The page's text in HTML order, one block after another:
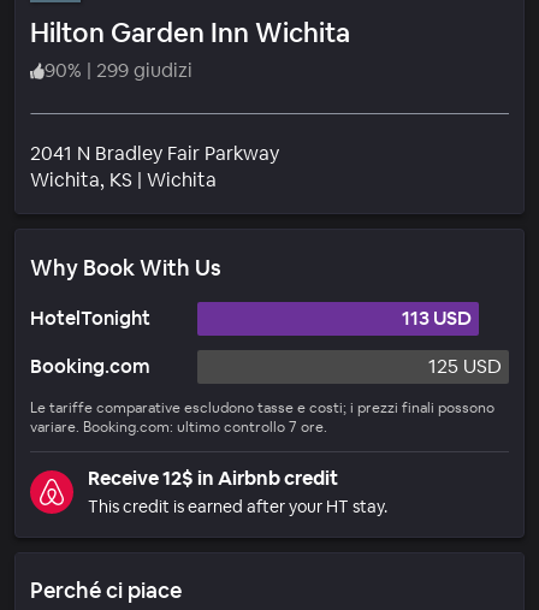
Hilton Garden Inn Wichita
90% | 299 giudizi
2041 N Bradley Fair Parkway
Wichita, KS | Wichita
Why Book With Us
HotelTonight
113 USD
Booking.com
125 USD
Le tariffe comparative escludono tasse e costi; i prezzi finali possono
variare. Booking.com: ultimo controllo 7 ore.
Receive 12$ in Airbnb credit
This credit is earned after your HT stay.
Perché ci piace